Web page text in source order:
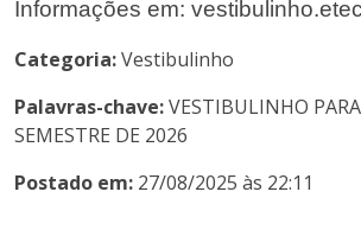
Categoria:Vestibulinho
Palavras-chave:VESTIBULINHO
SEMESTRE DE 2026
Postado em: 27/08/2025 às 22:11